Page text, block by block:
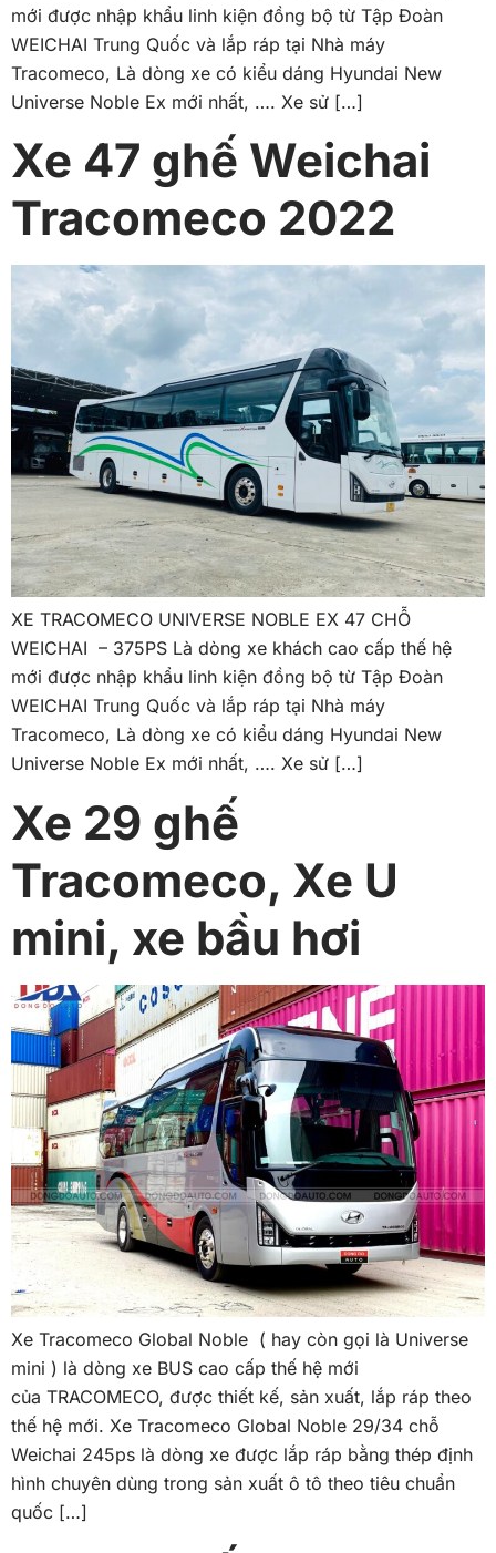
mới được nhập khẩu linh kiện đồng bộ từ Tập Đoàn
WEICHAI Trung Quốc và lắp ráp tại Nhà máy
Tracomeco, Là dòng xe có kiểu dáng Hyundai New
Universe Noble Ex mới nhất, …. Xe sử […]
Xe 47 ghế Weichai
Tracomeco 2022
XE TRACOMECO UNIVERSE NOBLE EX 47 CHỖ
WEICHAI – 375PS Là dòng xe khách cao cấp thế hệ
mới được nhập khẩu linh kiện đồng bộ từ Tập Đoàn
WEICHAI Trung Quốc và lắp ráp tại Nhà máy
Tracomeco, Là dòng xe có kiểu dáng Hyundai New
Universe Noble Ex mới nhất, …. Xe sử […]
Xe 29 ghế
Tracomeco, Xe U
mini, xe bầu hơi
Xe Tracomeco Global Noble ( hay còn gọi là Universe
mini ) là dòng xe BUS cao cấp thế hệ mới
của TRACOMECO, được thiết kế, sản xuất, lắp ráp theo
thế hệ mới. Xe Tracomeco Global Noble 29/34 chỗ
Weichai 245ps là dòng xe được lắp ráp bằng thép định
hình chuyên dùng trong sản xuất ô tô theo tiêu chuẩn
quốc […]